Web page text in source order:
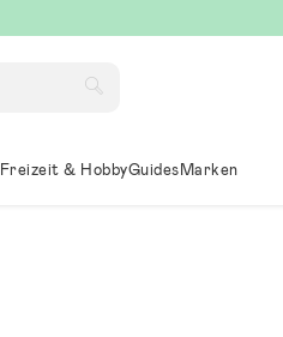
Freizeit & HobbyGuidesMarken